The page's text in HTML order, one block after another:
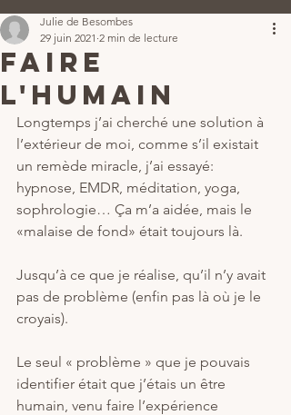
Faire
l'humain
Julie de Besombes
29 juin 2021 2 min de lecture
Longtemps j’ai cherché une solution à
l’extérieur de moi, comme s’il existait
un remède miracle, j’ai essayé:
hypnose, EMDR, méditation, yoga,
sophrologie… Ça m’a aidée, mais le
«malaise de fond» était toujours là.
Jusqu’à ce que je réalise, qu’il n’y avait
pas de problème (enfin pas là où je le
croyais).
Le seul « problème » que je pouvais
identifier était que j’étais un être
humain, venu faire l’expérience